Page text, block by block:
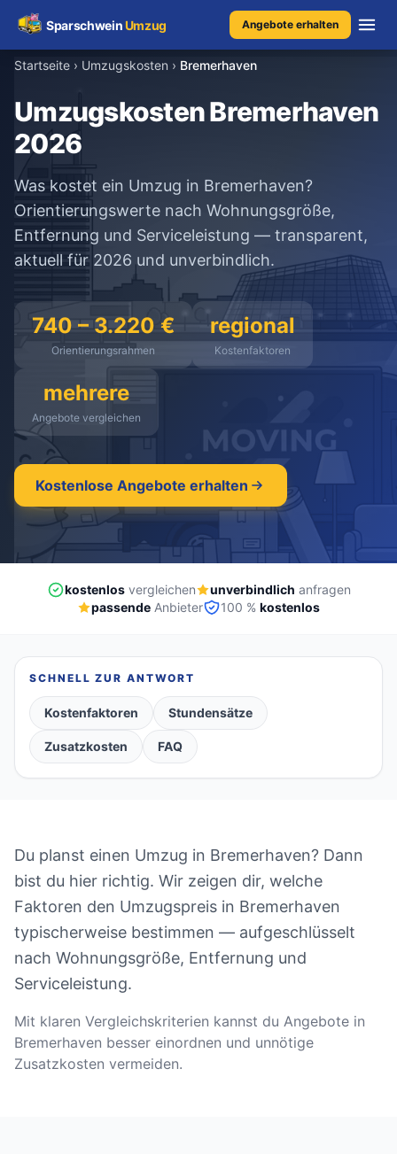
SparschweinUmzug Angebote erhalten
Umzugskosten
Kostenrechner
Ratgeber
Erfahrungen
Kostenlose Beratung
+49 1579 2639409
unverbindlich ·100% kostenlos
Startseite › Umzugskosten › Bremerhaven
Umzugskosten Bremerhaven
2026
Was kostet ein Umzug in Bremerhaven?
Orientierungswerte nach Wohnungsgröße,
Entfernung und Serviceleistung — transparent,
aktuell für 2026 und unverbindlich.
740 – 3.220 €
Orientierungsrahmen
regional
Kostenfaktoren
mehrere
Angebote vergleichen
Kostenlose Angebote erhalten
kostenlosvergleichen unverbindlich anfragen
passende Anbieter 100 % kostenlos
SCHNELL ZUR ANTWORT
Kostenfaktoren Stundensätze
Zusatzkosten FAQ
Du planst einen Umzug in Bremerhaven? Dann
bist du hier richtig. Wir zeigen dir, welche
Faktoren den Umzugspreis in Bremerhaven
typischerweise bestimmen — aufgeschlüsselt
nach Wohnungsgröße, Entfernung und
Serviceleistung.
Mit klaren Vergleichskriterien kannst du Angebote in
Bremerhaven besser einordnen und unnötige
Zusatzkosten vermeiden.